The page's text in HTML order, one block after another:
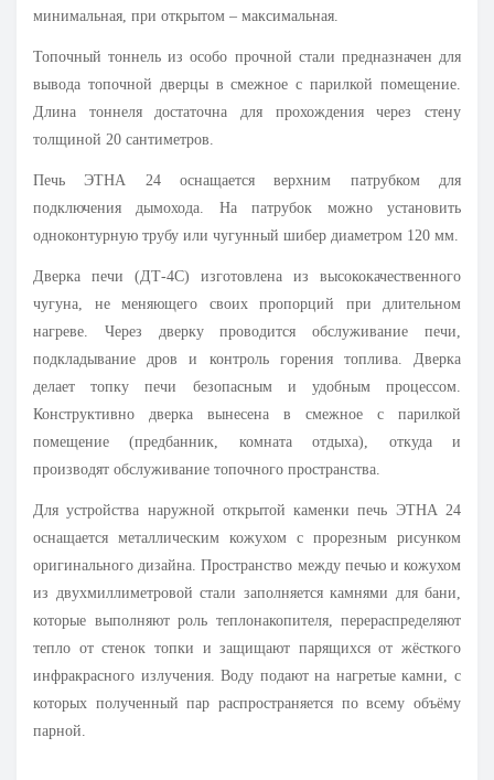
минимальная, при открытом – максимальная.
Топочный тоннель из особо прочной стали предназначен для
вывода топочной дверцы в смежное с парилкой помещение.
Длина тоннеля достаточна для прохождения через стену
толщиной 20 сантиметров.
Печь ЭТНА 24 оснащается верхним патрубком для
подключения дымохода. На патрубок можно установить
одноконтурную трубу или чугунный шибер диаметром 120 мм.
Дверка печи (ДТ-4С) изготовлена из высококачественного
чугуна, не меняющего своих пропорций при длительном
нагреве. Через дверку проводится обслуживание печи,
подкладывание дров и контроль горения топлива. Дверка
делает топку печи безопасным и удобным процессом.
Конструктивно дверка вынесена в смежное с парилкой
помещение (предбанник, комната отдыха), откуда и
производят обслуживание топочного пространства.
Для устройства наружной открытой каменки печь ЭТНА 24
оснащается металлическим кожухом с прорезным рисунком
оригинального дизайна. Пространство между печью и кожухом
из двухмиллиметровой стали заполняется камнями для бани,
которые выполняют роль теплонакопителя, перераспределяют
тепло от стенок топки и защищают парящихся от жёсткого
инфракрасного излучения. Воду подают на нагретые камни, с
которых полученный пар распространяется по всему объёму
парной.